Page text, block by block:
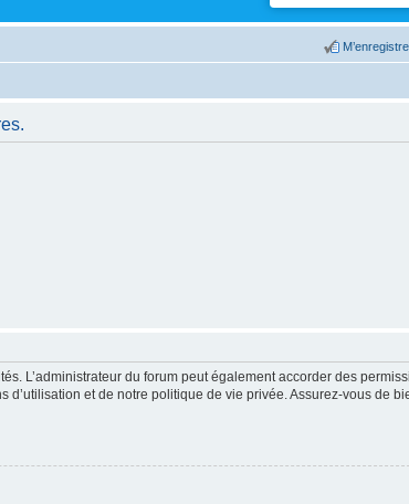
L’administrateur du forum peut également accorder des
et de notre politique de vie privée. Assurez-vous de